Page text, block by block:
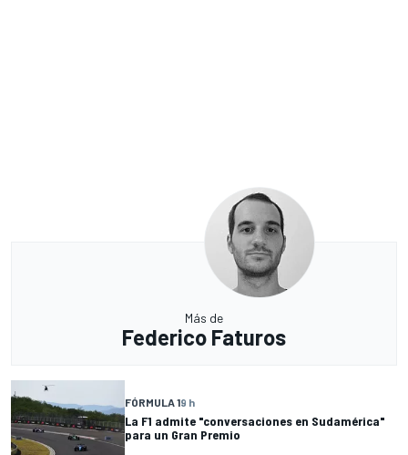
Más de
Federico Faturos
FÓRMULA 19 h
La F1 admite "conversaciones en Sudamérica"
para un Gran Premio